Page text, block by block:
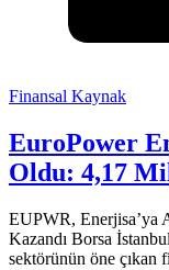
Finansal Kaynak
EuroPower
Oldu: 4,17
EUPWR, Enerjisa’ya
Kazandı Borsa
sektörünün öne çıkan